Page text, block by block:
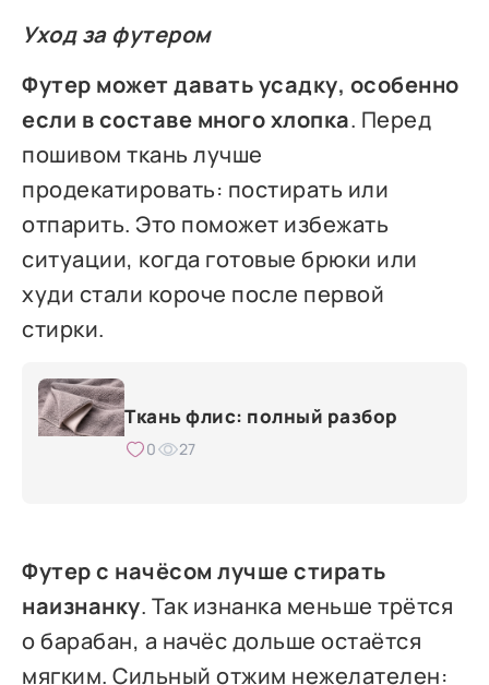
Уход за футером
Футер может давать усадку, особенно
если в составе много хлопка. Перед
пошивом ткань лучше
продекатировать: постирать или
отпарить. Это поможет избежать
ситуации, когда готовые брюки или
худи стали короче после первой
стирки.
Ткань флис: полный разбор
0 27
Футер с начёсом лучше стирать
наизнанку. Так изнанка меньше трётся
о барабан, а начёс дольше остаётся
мягким. Сильный отжим нежелателен: